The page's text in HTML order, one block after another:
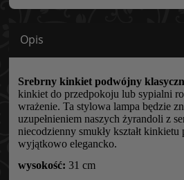
Opis
Srebrny kinkiet podwójny
kinkiet do przedpokoju lub sypialni
wrażenie. Ta stylowa lampa będzie
uzupełnieniem naszych żyrandoli z
niecodzienny smukły kształt kinkietu
wyjątkowo elegancko.
wysokość: 31 cm